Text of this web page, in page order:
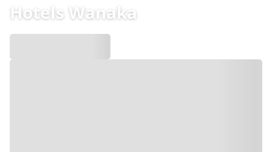
Hotels Wanaka